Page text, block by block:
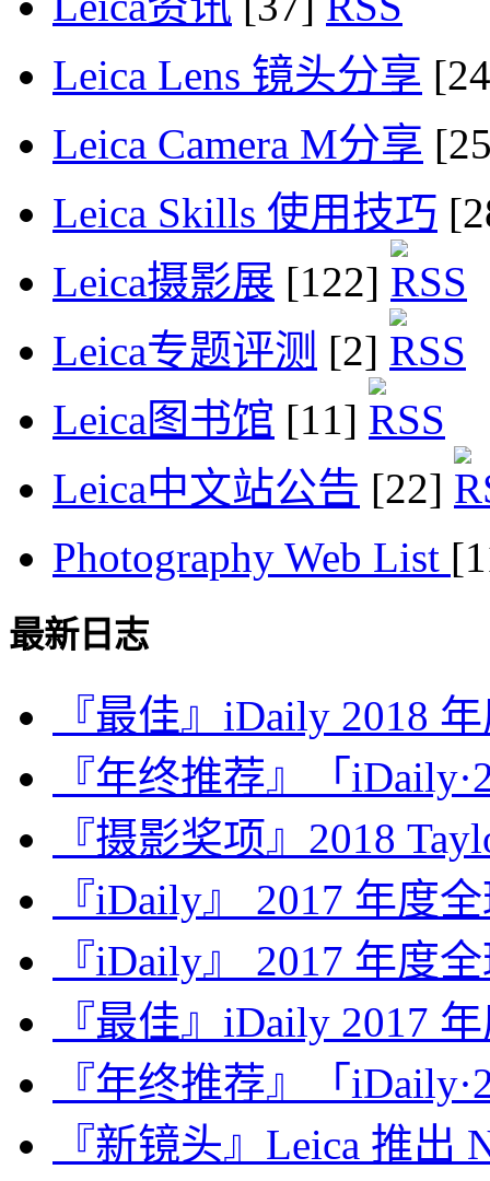
Leica Lens 镜头分享
Leica Camera M分享
Leica Skills 使用技巧
Leica摄影展 [122]
Leica专题评测 [2]
Leica图书馆 [11]
Leica中文站公告 [22]
Photography Web List
最新日志
『最佳』iDaily 2018
『年终推荐』「
『摄影奖项』2018
『iDaily』 2017 年度
『iDaily』 2017 年度
『最佳』iDaily 2017
『年终推荐』「
『新镜头』Leica 推出